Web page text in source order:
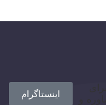
اینستاگرام